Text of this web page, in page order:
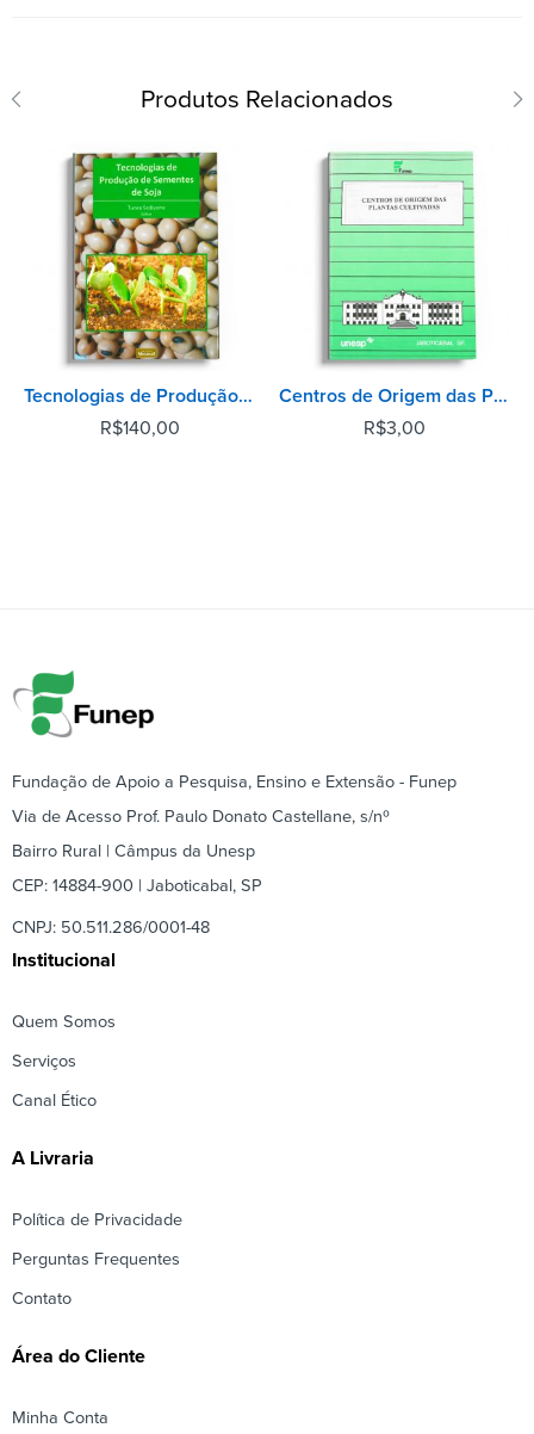
Produtos Relacionados
Tecnologias de Produção de Sementes de Soja
R$140,00
Centros de Origem das Plantas Cultivadas
R$3,00
Fundação de Apoio a Pesquisa, Ensino e Extensão - Funep
Via de Acesso Prof. Paulo Donato Castellane, s/nº
Bairro Rural | Câmpus da Unesp
CEP: 14884-900 | Jaboticabal, SP
CNPJ: 50.511.286/0001-48
Institucional
Quem Somos
Serviços
Canal Ético
A Livraria
Política de Privacidade
Perguntas Frequentes
Contato
Área do Cliente
Minha Conta